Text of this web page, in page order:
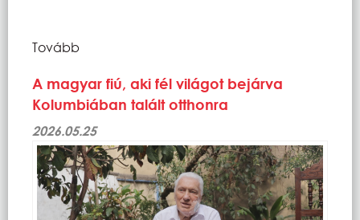
Tovább
A magyar fiú, aki fél világot bejárva
Kolumbiában talált otthonra
2026.05.25